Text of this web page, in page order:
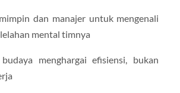
dan manajer untuk mengenali
mental timnya
menghargai efisiensi, bukan